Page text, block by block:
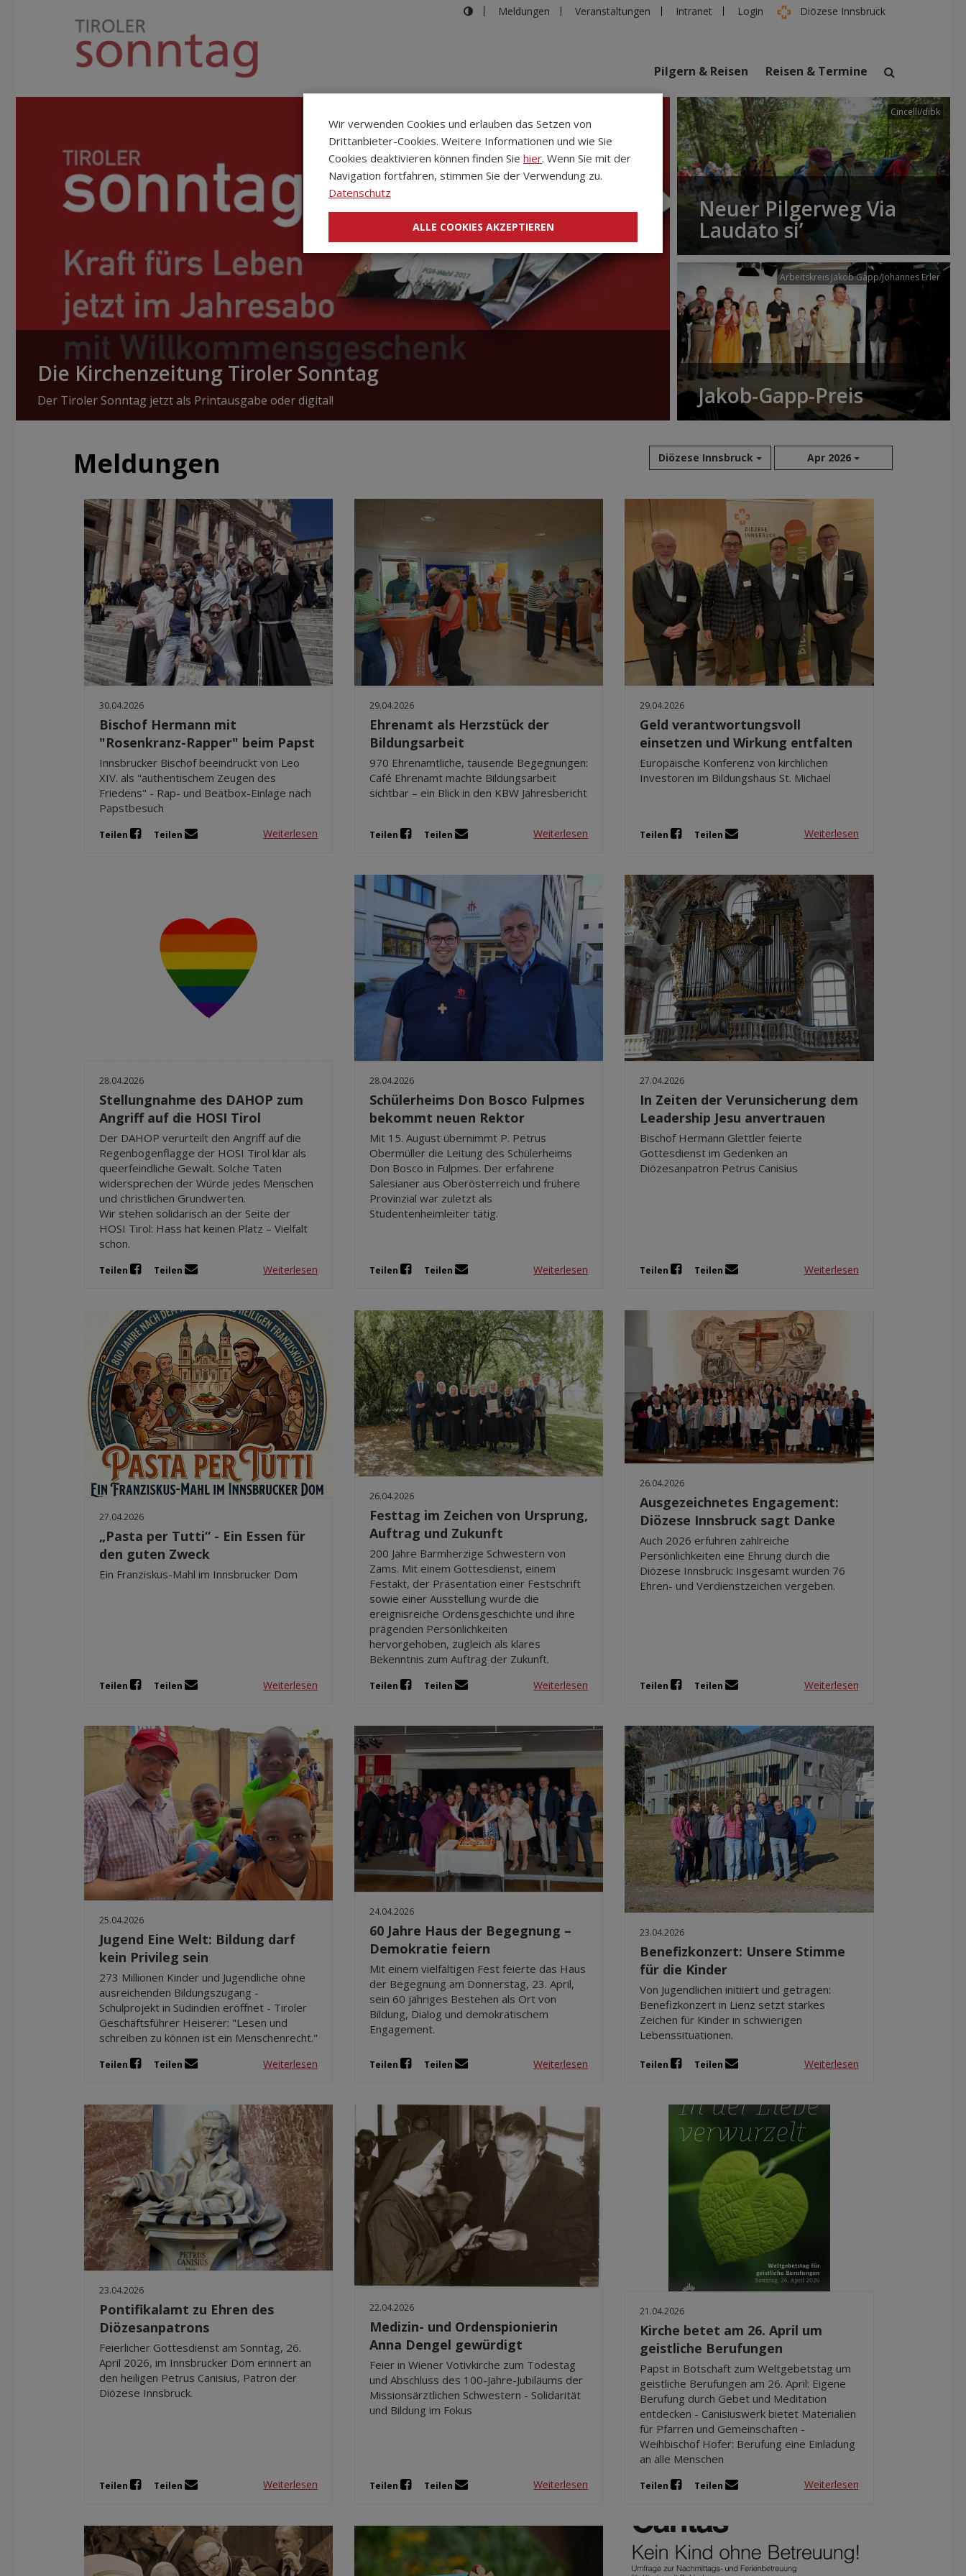
Meldungen Veranstaltungen Intranet Login Diözese Innsbruck
suchen
Veranstaltungen Personen
Pilgern & Reisen Reisen & Termine
Die Kirchenzeitung Tiroler Sonntag
Der Tiroler Sonntag jetzt als Printausgabe oder digital!
Cincelli/dibk
Neuer Pilgerweg Via
Laudato si’
Arbeitskreis Jakob Gapp/Johannes Erler
Jakob-Gapp-Preis
Meldungen Diözese Innsbruck Apr 2026
Aug 2026
Jul 2026
Jun 2026
Mai 2026
Apr 2026
Mär 2026
Feb 2026
Jan 2026
Dez 2025
Nov 2025
30.04.2026
Bischof Hermann mit
"Rosenkranz-Rapper" beim Papst
Innsbrucker Bischof beeindruckt von Leo
XIV. als "authentischem Zeugen des
Friedens" - Rap- und Beatbox-Einlage nach
Papstbesuch
Teilen Teilen Weiterlesen
29.04.2026
Ehrenamt als Herzstück der
Bildungsarbeit
970 Ehrenamtliche, tausende Begegnungen:
Café Ehrenamt machte Bildungsarbeit
sichtbar – ein Blick in den KBW Jahresbericht
Teilen Teilen Weiterlesen
29.04.2026
Geld verantwortungsvoll
einsetzen und Wirkung entfalten
Europäische Konferenz von kirchlichen
Investoren im Bildungshaus St. Michael
Teilen Teilen Weiterlesen
28.04.2026
Stellungnahme des DAHOP zum
Angriff auf die HOSI Tirol
Der DAHOP verurteilt den Angriff auf die
Regenbogenflagge der HOSI Tirol klar als
queerfeindliche Gewalt. Solche Taten
widersprechen der Würde jedes Menschen
und christlichen Grundwerten.
Wir stehen solidarisch an der Seite der
HOSI Tirol: Hass hat keinen Platz – Vielfalt
schon.
Teilen Teilen Weiterlesen
28.04.2026
Schülerheims Don Bosco Fulpmes
bekommt neuen Rektor
Mit 15. August übernimmt P. Petrus
Obermüller die Leitung des Schülerheims
Don Bosco in Fulpmes. Der erfahrene
Salesianer aus Oberösterreich und frühere
Provinzial war zuletzt als
Studentenheimleiter tätig.
Teilen Teilen Weiterlesen
27.04.2026
In Zeiten der Verunsicherung dem
Leadership Jesu anvertrauen
Bischof Hermann Glettler feierte
Gottesdienst im Gedenken an
Diözesanpatron Petrus Canisius
Teilen Teilen Weiterlesen
27.04.2026
„Pasta per Tutti“ - Ein Essen für
den guten Zweck
Ein Franziskus-Mahl im Innsbrucker Dom
Teilen Teilen Weiterlesen
26.04.2026
Festtag im Zeichen von Ursprung,
Auftrag und Zukunft
200 Jahre Barmherzige Schwestern von
Zams. Mit einem Gottesdienst, einem
Festakt, der Präsentation einer Festschrift
sowie einer Ausstellung wurde die
ereignisreiche Ordensgeschichte und ihre
prägenden Persönlichkeiten
hervorgehoben, zugleich als klares
Bekenntnis zum Auftrag der Zukunft.
Teilen Teilen Weiterlesen
26.04.2026
Ausgezeichnetes Engagement:
Diözese Innsbruck sagt Danke
Auch 2026 erfuhren zahlreiche
Persönlichkeiten eine Ehrung durch die
Diözese Innsbruck: Insgesamt wurden 76
Ehren- und Verdienstzeichen vergeben.
Teilen Teilen Weiterlesen
25.04.2026
Jugend Eine Welt: Bildung darf
kein Privileg sein
273 Millionen Kinder und Jugendliche ohne
ausreichenden Bildungszugang -
Schulprojekt in Südindien eröffnet - Tiroler
Geschäftsführer Heiserer: "Lesen und
schreiben zu können ist ein Menschenrecht."
Teilen Teilen Weiterlesen
24.04.2026
60 Jahre Haus der Begegnung –
Demokratie feiern
Mit einem vielfältigen Fest feierte das Haus
der Begegnung am Donnerstag, 23. April,
sein 60 jähriges Bestehen als Ort von
Bildung, Dialog und demokratischem
Engagement.
Teilen Teilen Weiterlesen
23.04.2026
Benefizkonzert: Unsere Stimme
für die Kinder
Von Jugendlichen initiiert und getragen:
Benefizkonzert in Lienz setzt starkes
Zeichen für Kinder in schwierigen
Lebenssituationen.
Teilen Teilen Weiterlesen
23.04.2026
Pontifikalamt zu Ehren des
Diözesanpatrons
Feierlicher Gottesdienst am Sonntag, 26.
April 2026, im Innsbrucker Dom erinnert an
den heiligen Petrus Canisius, Patron der
Diözese Innsbruck.
Teilen Teilen Weiterlesen
22.04.2026
Medizin- und Ordenspionierin
Anna Dengel gewürdigt
Feier in Wiener Votivkirche zum Todestag
und Abschluss des 100-Jahre-Jubiläums der
Missionsärztlichen Schwestern - Solidarität
und Bildung im Fokus
Teilen Teilen Weiterlesen
21.04.2026
Kirche betet am 26. April um
geistliche Berufungen
Papst in Botschaft zum Weltgebetstag um
geistliche Berufungen am 26. April: Eigene
Berufung durch Gebet und Meditation
entdecken - Canisiuswerk bietet Materialien
für Pfarren und Gemeinschaften -
Weihbischof Hofer: Berufung eine Einladung
an alle Menschen
Teilen Teilen Weiterlesen
Wir verwenden Cookies und erlauben das Setzen von
Drittanbieter-Cookies. Weitere Informationen und wie Sie
Cookies deaktivieren können finden Sie hier. Wenn Sie mit der
Navigation fortfahren, stimmen Sie der Verwendung zu.
Datenschutz
ALLE COOKIES AKZEPTIEREN